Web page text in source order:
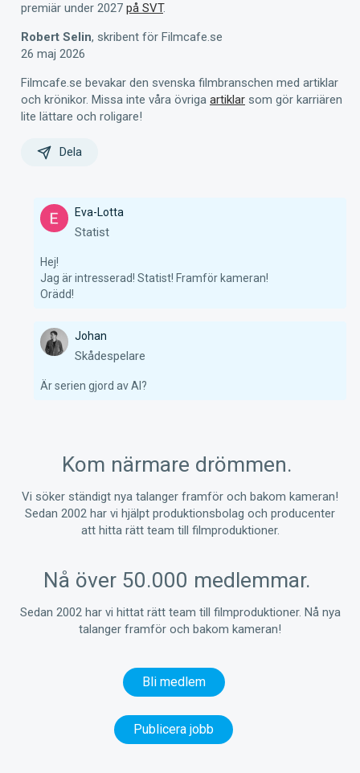
premiär under 2027 på SVT.
Robert Selin, skribent för Filmcafe.se
26 maj 2026
Filmcafe.se bevakar den svenska filmbranschen med artiklar
och krönikor. Missa inte våra övriga artiklar som gör karriären
lite lättare och roligare!
Dela
Eva-Lotta
Statist
Hej!
Jag är intresserad! Statist! Framför kameran!
Orädd!
Johan
Skådespelare
Är serien gjord av AI?
Kom närmare drömmen.
Vi söker ständigt nya talanger framför och bakom kameran!
Sedan 2002 har vi hjälpt produktionsbolag och producenter
att hitta rätt team till filmproduktioner.
Nå över 50.000 medlemmar.
Sedan 2002 har vi hittat rätt team till filmproduktioner. Nå nya
talanger framför och bakom kameran!
Bli medlem
Publicera jobb